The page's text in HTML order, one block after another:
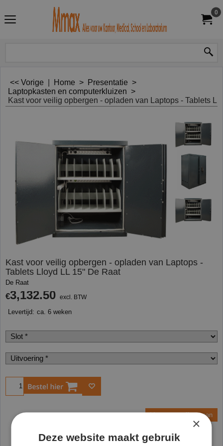
0
<< Vorige Home > Presentatie >
Laptopkasten en computerkluizen >
Kast voor veilig opbergen - opladen van Laptops - Tablets
Kast voor veilig opbergen - opladen van Laptops -
Tablets Lloyd LL 15" De Raat
De Raat
€3,132.50 excl. BTW
Levertijd: ca. 6 weken
Bestel
Vraag een offerte aan
×
Deze website maakt gebruik